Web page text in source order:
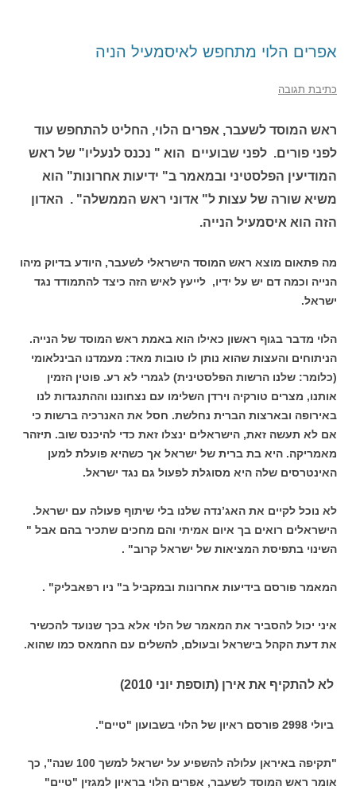
אפרים הלוי מתחפש לאיסמעיל הניה
כתיבת תגובה
ראש המוסד לשעבר, אפרים הלוי, החליט להתחפש עוד
לפני פורים. לפני שבועיים הוא " נכנס לנעליו" של ראש
המודיעין הפלסטיני ובמאמר ב" ידיעות אחרונות" הוא
משיא שורה של עצות ל" אדוני ראש הממשלה" . האדון
הזה הוא איסמעיל הנייה.
מה פתאום מוצא ראש המוסד הישראלי לשעבר, היודע בדיוק מיהו
הנייה וכמה דם יש על ידיו, לייעץ לאיש הזה כיצד להתמודד נגד
ישראל.
הלוי מדבר בגוף ראשון כאילו הוא באמת ראש המוסד של הנייה.
הניתוחים והעצות שהוא נותן לו טובות מאד: מעמדנו הבינלאומי
(כלומר: שלנו הרשות הפלסטינית) לגמרי לא רע. פוטין הזמין
אותנו, מצרים טורקיה וירדן השלימו עם נצחוננו וההתנגדות לנו
באירופה ובארצות הברית נחלשת. חסל את האנרכיה ברשות כי
אם לא תעשה זאת, הישראלים ינצלו זאת כדי להיכנס שוב. תיזהר
מאמריקה. היא בת ברית של ישראל אך כשהיא פועלת למען
האינטרסים שלה היא מסוגלת לפעול גם נגד ישראל.
לא נוכל לקיים את האג’נדה שלנו בלי שיתוף פעולה עם ישראל.
הישראלים רואים בך איום אמיתי והם מחכים שתכיר בהם אבל "
השינוי בתפיסת המציאות של ישראל קרוב" .
המאמר פורסם בידיעות אחרונות ובמקביל ב" ניו רפאבליק" .
איני יכול להסביר את המאמר של הלוי אלא בכך שנועד להכשיר
את דעת הקהל בישראל ובעולם, להשלים עם החמאס כמו שהוא.
לא להתקיף את אירן (תוספת יוני 2010)
ביולי 2998 פורסם ראיון של הלוי בשבועון "טיים".
"תקיפה באיראן עלולה להשפיע על ישראל למשך 100 שנה", כך
אומר ראש המוסד לשעבר, אפרים הלוי בראיון למגזין "טיים"